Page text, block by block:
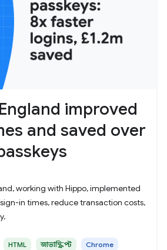
improved
and saved over
working with Hippo, implemented
in times, reduce transaction costs,
HTML জাভাস্ক্রিপ্ট Chrome